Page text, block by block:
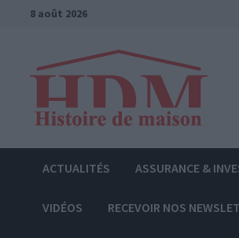
Passer8 août 2026
ACTUALITÉS ASSURANCE &
VIDÉOS RECEVOIR NOS